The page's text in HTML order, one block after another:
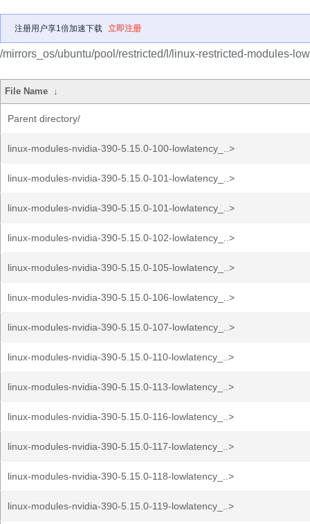
注册用户享1倍加速下载 立即注册
/mirrors_os/ubuntu/pool/restricted/l/linux-restricted-modules-
File Name ↓
Parent directory/
linux-modules-nvidia-390-5.15.0-100-lowlatency_..>
linux-modules-nvidia-390-5.15.0-101-lowlatency_..>
linux-modules-nvidia-390-5.15.0-101-lowlatency_..>
linux-modules-nvidia-390-5.15.0-102-lowlatency_..>
linux-modules-nvidia-390-5.15.0-105-lowlatency_..>
linux-modules-nvidia-390-5.15.0-106-lowlatency_..>
linux-modules-nvidia-390-5.15.0-107-lowlatency_..>
linux-modules-nvidia-390-5.15.0-110-lowlatency_..>
linux-modules-nvidia-390-5.15.0-113-lowlatency_..>
linux-modules-nvidia-390-5.15.0-116-lowlatency_..>
linux-modules-nvidia-390-5.15.0-117-lowlatency_..>
linux-modules-nvidia-390-5.15.0-118-lowlatency_..>
linux-modules-nvidia-390-5.15.0-119-lowlatency_..>